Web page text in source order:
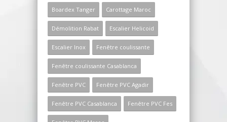
Boardex Tanger Carottage Maroc
Démolition Rabat Escalier Helicoid
Escalier Inox Fenêtre coulissante
Fenêtre coulissante Casablanca
Fenêtre PVC Fenêtre PVC Agadir
Fenêtre PVC Casablanca Fenêtre PVC Fes